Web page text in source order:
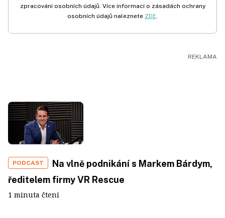
zpracování osobních údajů. Více informací o zásadách ochrany
osobních údajů naleznete ZDE.
PODCAST
Na vlně podnikání s Markem Bárdym,
ředitelem firmy VR Rescue
1 minuta čtení